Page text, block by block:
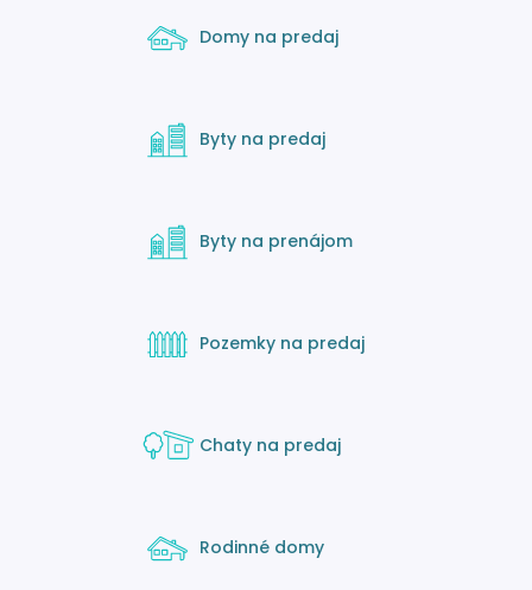
Domy na predaj
Byty na predaj
Byty na prenájom
Pozemky na predaj
Chaty na predaj
Rodinné domy